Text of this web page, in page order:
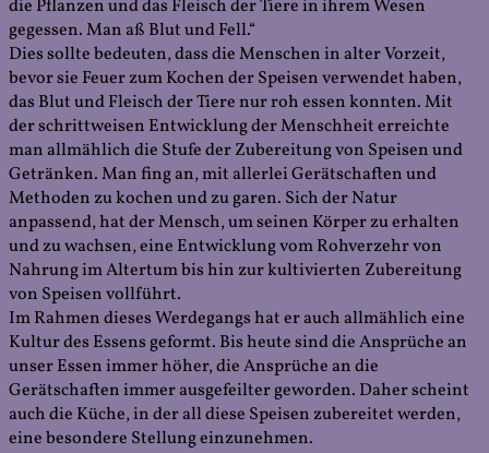
die Pflanzen und das Fleisch der Tiere in ihrem Wesen
gegessen. Man aß Blut und Fell.“
Dies sollte bedeuten, dass die Menschen in alter Vorzeit,
bevor sie Feuer zum Kochen der Speisen verwendet haben,
das Blut und Fleisch der Tiere nur roh essen konnten. Mit
der schrittweisen Entwicklung der Menschheit erreichte
man allmählich die Stufe der Zubereitung von Speisen und
Getränken. Man fing an, mit allerlei Gerätschaften und
Methoden zu kochen und zu garen. Sich der Natur
anpassend, hat der Mensch, um seinen Körper zu erhalten
und zu wachsen, eine Entwicklung vom Rohverzehr von
Nahrung im Altertum bis hin zur kultivierten Zubereitung
von Speisen vollführt.
Im Rahmen dieses Werdegangs hat er auch allmählich eine
Kultur des Essens geformt. Bis heute sind die Ansprüche an
unser Essen immer höher, die Ansprüche an die
Gerätschaften immer ausgefeilter geworden. Daher scheint
auch die Küche, in der all diese Speisen zubereitet werden,
eine besondere Stellung einzunehmen.